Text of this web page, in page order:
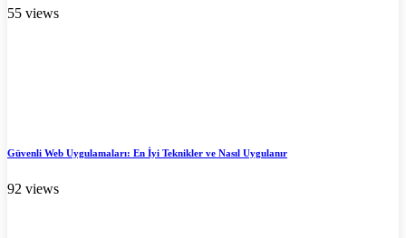
55 views
Güvenli Web Uygulamaları: En İyi Teknikler ve Nasıl Uygulanır
92 views